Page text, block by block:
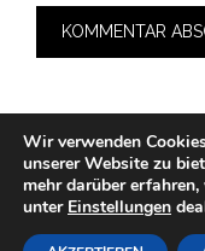
© 2026
Wir verwenden
unserer Website zu
mehr darüber erfahren,
unter Einstellungen